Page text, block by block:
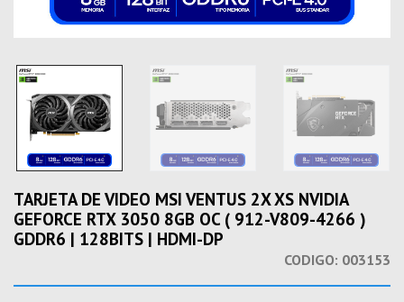
TARJETA DE VIDEO MSI VENTUS 2X XS NVIDIA
GEFORCE RTX 3050 8GB OC ( 912-V809-4266 )
GDDR6 | 128BITS | HDMI-DP
CODIGO: 003153